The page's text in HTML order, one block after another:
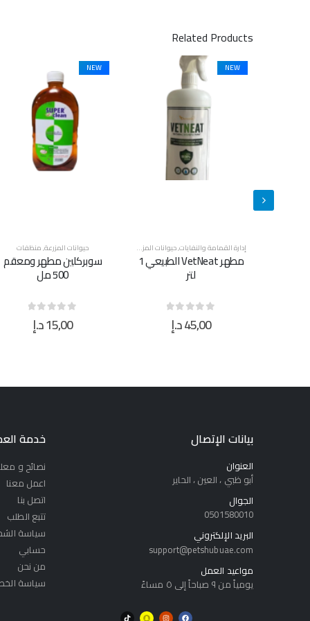
Related Products
منظفات
NEW
حيوانات المزرعة,منظفات
سوبركلين مطهر ومعقم
500 مل
15,00د.إ
NEW
حيوانات المزرعة,منظفات
سوبركلين مطهر ومعقم 5
لتر
40,00د.إ
بيانات الإتصال
العنوان
أبو ظبي ، العين ، الحاير
الجوال
0501580010
البريد الإلكتروني
support@petshubuae.com
مواعيد العمل
يومياً من ٩ صباحاً إلى ٥ مساءً
خدمة
نصائح و
اعمل معنا
اتصل بنا
تتبع الطلب
سياسة
حسابي
من نحن
سياسة